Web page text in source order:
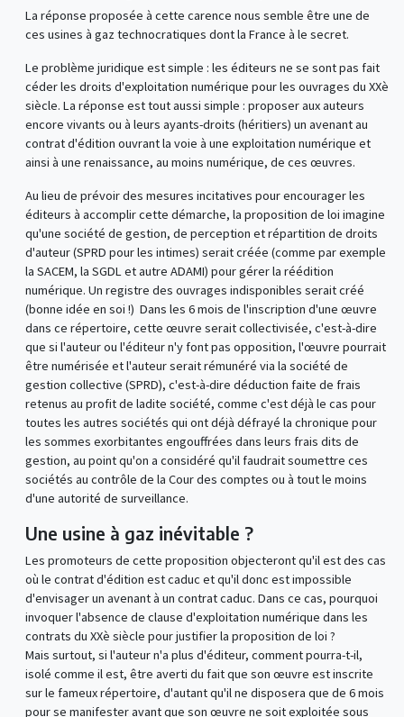
La réponse proposée à cette carence nous semble être une de
ces usines à gaz technocratiques dont la France à le secret.
Le problème juridique est simple : les éditeurs ne se sont pas fait
céder les droits d'exploitation numérique pour les ouvrages du XXè
siècle. La réponse est tout aussi simple : proposer aux auteurs
encore vivants ou à leurs ayants-droits (héritiers) un avenant au
contrat d'édition ouvrant la voie à une exploitation numérique et
ainsi à une renaissance, au moins numérique, de ces œuvres.
Au lieu de prévoir des mesures incitatives pour encourager les
éditeurs à accomplir cette démarche, la proposition de loi imagine
qu'une société de gestion, de perception et répartition de droits
d'auteur (SPRD pour les intimes) serait créée (comme par exemple
la SACEM, la SGDL et autre ADAMI) pour gérer la réédition
numérique. Un registre des ouvrages indisponibles serait créé
(bonne idée en soi !) Dans les 6 mois de l'inscription d'une œuvre
dans ce répertoire, cette œuvre serait collectivisée, c'est-à-dire
que si l'auteur ou l'éditeur n'y font pas opposition, l'œuvre pourrait
être numérisée et l'auteur serait rémunéré via la société de
gestion collective (SPRD), c'est-à-dire déduction faite de frais
retenus au profit de ladite société, comme c'est déjà le cas pour
toutes les autres sociétés qui ont déjà défrayé la chronique pour
les sommes exorbitantes engouffrées dans leurs frais dits de
gestion, au point qu'on a considéré qu'il faudrait soumettre ces
sociétés au contrôle de la Cour des comptes ou à tout le moins
d'une autorité de surveillance.
Une usine à gaz inévitable ?
Les promoteurs de cette proposition objecteront qu'il est des cas
où le contrat d'édition est caduc et qu'il donc est impossible
d'envisager un avenant à un contrat caduc. Dans ce cas, pourquoi
invoquer l'absence de clause d'exploitation numérique dans les
contrats du XXè siècle pour justifier la proposition de loi ?
Mais surtout, si l'auteur n'a plus d'éditeur, comment pourra-t-il,
isolé comme il est, être averti du fait que son œuvre est inscrite
sur le fameux répertoire, d'autant qu'il ne disposera que de 6 mois
pour se manifester avant que son œuvre ne soit exploitée sous